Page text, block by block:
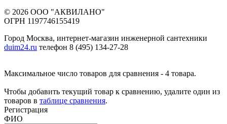
© 2026 ООО "АКВИЛАНО"
ОГРН 1197746155419
Город Москва, интернет-магазин инженерной сантехники
duim24.ru телефон 8 (495) 134-27-28
Максимальное число товаров для сравнения - 4 товара.
Чтобы добавить текущий товар к сравнению, удалите один из
товаров в таблице сравнения.
Регистрация
ФИО